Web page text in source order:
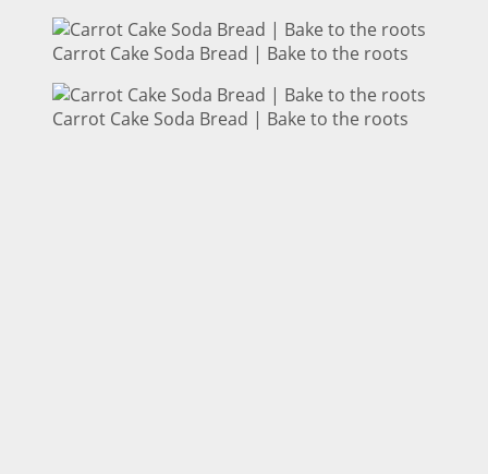
Carrot Cake Soda Bread | Bake to the roots
Carrot Cake Soda Bread | Bake to the roots